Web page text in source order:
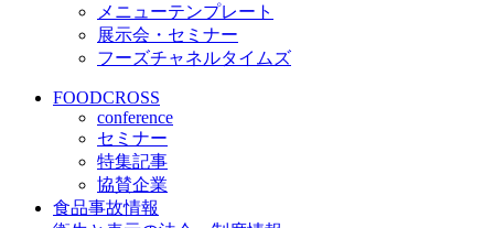
メニューテンプレート
展示会・セミナー
フーズチャネルタイムズ
FOODCROSS
conference
セミナー
特集記事
協賛企業
食品事故情報